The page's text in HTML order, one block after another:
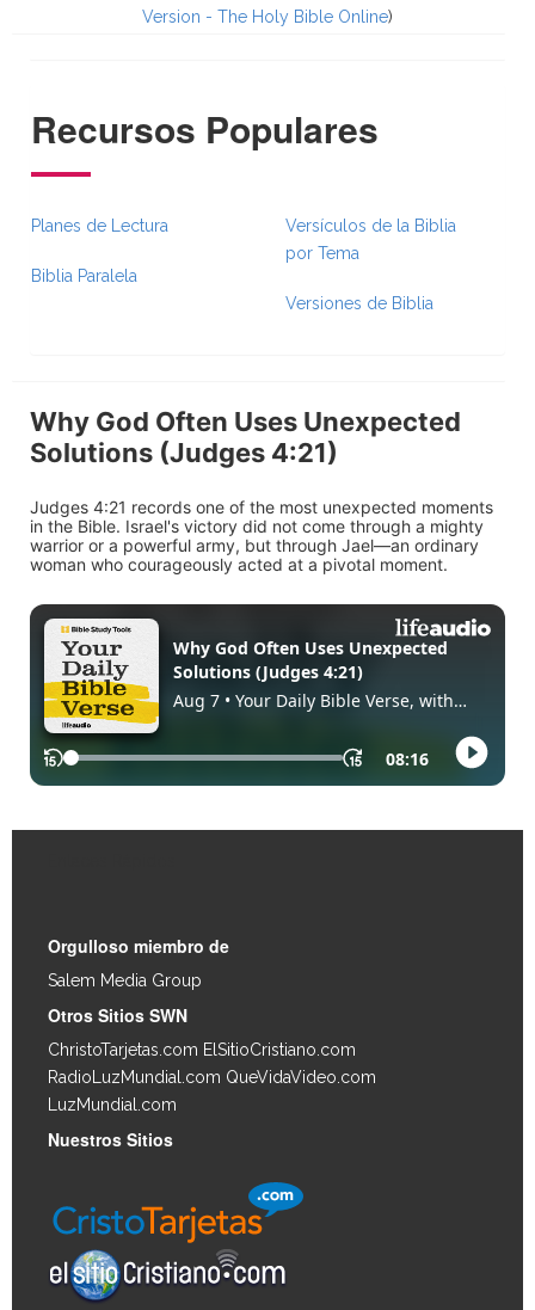
Version - The Holy Bible Online)
Recursos Populares
Planes de Lectura
Biblia Paralela
Versículos de la Biblia
por Tema
Versiones de Biblia
Why God Often Uses Unexpected
Solutions (Judges 4:21)
Judges 4:21 records one of the most unexpected moments
in the Bible. Israel's victory did not come through a mighty
warrior or a powerful army, but through Jael—an ordinary
woman who courageously acted at a pivotal moment.
Orgulloso miembro de
Salem Media Group
Otros Sitios SWN
ChristoTarjetas.com ElSitioCristiano.com
RadioLuzMundial.com QueVidaVideo.com
LuzMundial.com
Nuestros Sitios